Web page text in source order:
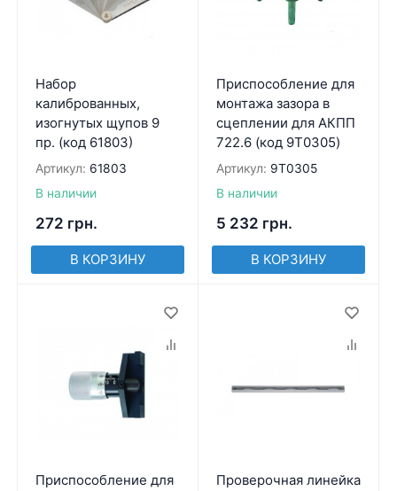
Набор
калиброванных,
изогнутых щупов 9
пр. (код 61803)
Артикул: 61803
В наличии
272 грн.
В КОРЗИНУ
Приспособление для
монтажа зазора в
сцеплении для АКПП
722.6 (код 9T0305)
Артикул: 9T0305
В наличии
5 232 грн.
В КОРЗИНУ
Приспособление для
Проверочная линейка